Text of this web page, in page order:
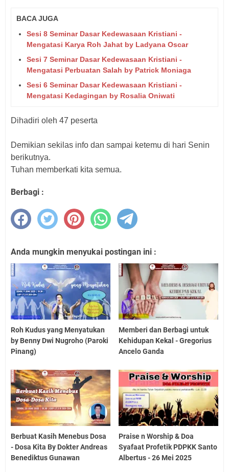
BACA JUGA
Sesi 8 Seminar Dasar Kedewasaan Kristiani -
Mengatasi Karya Roh Jahat by Ladyana Oscar
Sesi 7 Seminar Dasar Kedewasaan Kristiani -
Mengatasi Perbuatan Salah by Patrick Moniaga
Sesi 6 Seminar Dasar Kedewasaan Kristiani -
Mengatasi Kedagingan by Rosalia Oniwati
Dihadiri oleh 47 peserta
Demikian sekilas info dan sampai ketemu di hari Senin
berikutnya.
Tuhan memberkati kita semua.
Berbagi :
Anda mungkin menyukai postingan ini :
Roh Kudus yang Menyatukan
by Benny Dwi Nugroho (Paroki
Pinang)
Memberi dan Berbagi untuk
Kehidupan Kekal - Gregorius
Ancelo Ganda
Berbuat Kasih Menebus Dosa
- Dosa Kita By Dokter Andreas
Benediktus Gunawan
Praise n Worship & Doa
Syafaat Profetik PDPKK Santo
Albertus - 26 Mei 2025